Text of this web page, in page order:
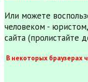
Или можете
человеком -
сайта (пролистайте
В некоторых браузерах